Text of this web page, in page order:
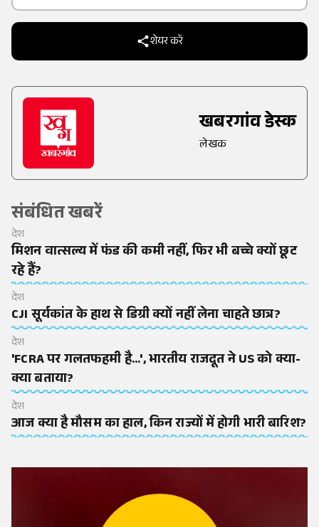
शेयर करें
खबरगांव डेस्क
लेखक
संबंधित खबरें
देश
मिशन वात्सल्य में फंड की कमी नहीं, फिर भी बच्चे क्यों छूट
रहे हैं?
देश
CJI सूर्यकांत के हाथ से डिग्री क्यों नहीं लेना चाहते छात्र?
देश
'FCRA पर गलतफहमी है...', भारतीय राजदूत ने US को क्या-
क्या बताया?
देश
आज क्या है मौसम का हाल, किन राज्यों में होगी भारी बारिश?